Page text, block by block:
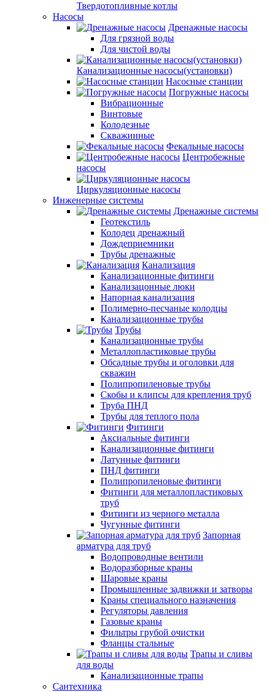
Твердотопливные котлы
Насосы
Дренажные насосы
Для грязной воды
Для чистой воды
Канализационные насосы(установки)
Насосные станции
Погружные насосы
Вибрационные
Винтовые
Колодезные
Скважинные
Фекальные насосы
Центробежные
насосы
Циркуляционные насосы
Инженерные системы
Дренажные системы
Геотекстиль
Колодец дренажный
Дождеприемники
Трубы дренажные
Канализация
Канализационные фитинги
Канализацонные люки
Напорная канализация
Полимерно-песчаные колодцы
Канализационные трубы
Трубы
Канализационные трубы
Металлопластиковые трубы
Обсадные трубы и оголовки для
скважин
Полипропиленовые трубы
Скобы и клипсы для крепления труб
Труба ПНД
Трубы для теплого пола
Фитинги
Аксиальные фитинги
Канализационные фитинги
Латунные фитинги
ПНД фитинги
Полипропиленовые фитинги
Фитинги для металлопластиковых
труб
Фитинги из черного металла
Чугунные фитинги
Запорная
арматура для труб
Водопроводные вентили
Водоразборные краны
Шаровые краны
Промышленные задвижки и затворы
Краны специального назначения
Регуляторы давления
Газовые краны
Фильтры грубой очистки
Фланцы стальные
Трапы и сливы
для воды
Канализационные трапы
Сантехника